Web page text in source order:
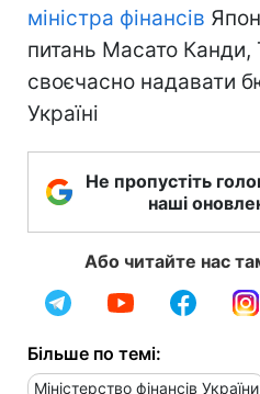
міністра фінансів
питань Масато Канди,
своєчасно надавати
Україні
Не пропустіть
наші
Або читайте нас
Більше по темі:
Міністерство фінансів України